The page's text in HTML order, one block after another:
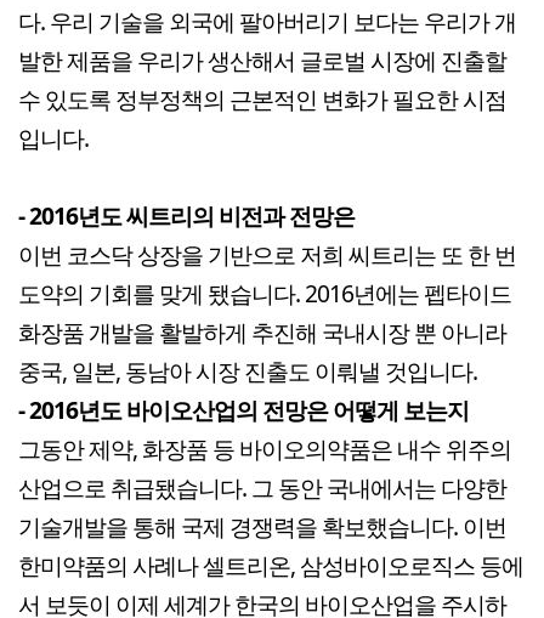
다. 우리 기술을 외국에 팔아버리기 보다는 우리가 개
발한 제품을 우리가 생산해서 글로벌 시장에 진출할
수 있도록 정부정책의 근본적인 변화가 필요한 시점
입니다.
- 2016년도 씨트리의 비전과 전망은
이번 코스닥 상장을 기반으로 저희 씨트리는 또 한 번
도약의 기회를 맞게 됐습니다. 2016년에는 펩타이드
화장품 개발을 활발하게 추진해 국내시장 뿐 아니라
중국, 일본, 동남아 시장 진출도 이뤄낼 것입니다.
- 2016년도 바이오산업의 전망은 어떻게 보는지
그동안 제약, 화장품 등 바이오의약품은 내수 위주의
산업으로 취급됐습니다. 그 동안 국내에서는 다양한
기술개발을 통해 국제 경쟁력을 확보했습니다. 이번
한미약품의 사례나 셀트리온, 삼성바이오로직스 등에
서 보듯이 이제 세계가 한국의 바이오산업을 주시하